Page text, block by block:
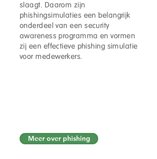
slaagt. Daarom zijn
phishingsimulaties een belangrijk
onderdeel van een security
awareness programma en vormen
zij een effectieve phishing simulatie
voor medewerkers.
Meer over phishing